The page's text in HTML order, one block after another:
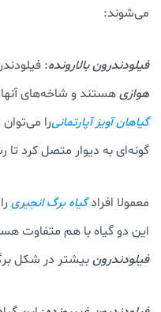
می‌شوند:
فیلودندرون بالارونده:
هوازیهستند و شاخه‌های
گیاهان آویزآپارتمانیرا می‌توان
گونه‌ای به دیوار متصل کرد تا
معمولا افرادگیاه برگ انجیری
این دو گیاه با هم متفاوت
فیلودندرونبیشتر در شکل